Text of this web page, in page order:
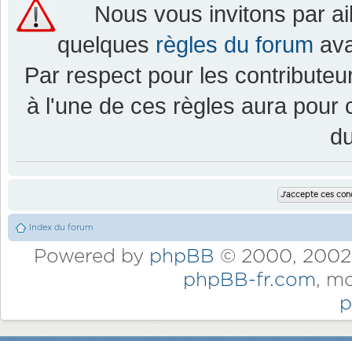
Nous vous invitons par
quelques règles du forum
Par respect pour les
à l'une de ces règles aura pour
Index du forum
Powered by phpBB © 2000,
phpBB-fr.com,